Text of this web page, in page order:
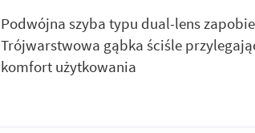
Podwójna szyba typu dual-lens
Trójwarstwowa gąbka ściśle
komfort użytkowania